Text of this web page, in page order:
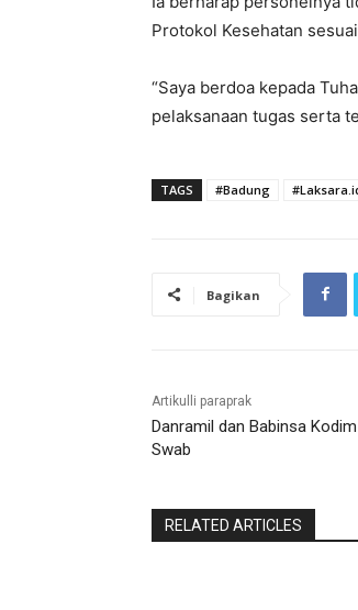
Protokol Kesehatan
“Saya berdoa kepada
pelaksanaan tugas serta
TAGS #Badung
Bagikan
Artikulli paraprak
Danramil dan Babinsa
Swab
RELATED ARTICLES